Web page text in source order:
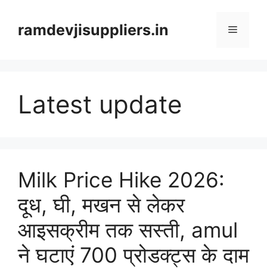
contentramdevjisuppliers.in Menu
Latest update
Milk Price Hike 2026:
दूध, घी, मखन से लेकर
आइसक्रीम तक सस्ती, amul
ने घटाएं 700 प्रोडक्ट्स के दाम